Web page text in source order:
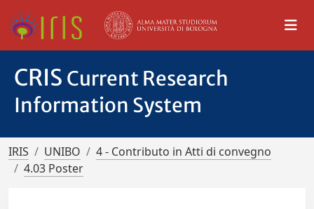
CRIS Current Research
Information System
IRIS UNIBO
4 - Contributo in Atti di convegno
4.03 Poster